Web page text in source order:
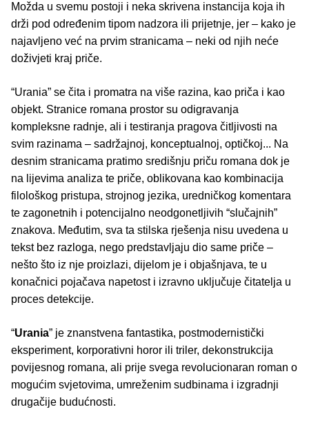
Možda u svemu postoji i neka skrivena instancija koja ih
drži pod određenim tipom nadzora ili prijetnje, jer – kako je
najavljeno već na prvim stranicama – neki od njih neće
doživjeti kraj priče.
“Urania” se čita i promatra na više razina, kao priča i kao
objekt. Stranice romana prostor su odigravanja
kompleksne radnje, ali i testiranja pragova čitljivosti na
svim razinama – sadržajnoj, konceptualnoj, optičkoj... Na
desnim stranicama pratimo središnju priču romana dok je
na lijevima analiza te priče, oblikovana kao kombinacija
filološkog pristupa, strojnog jezika, uredničkog komentara
te zagonetnih i potencijalno neodgonetljivih “slučajnih”
znakova. Međutim, sva ta stilska rješenja nisu uvedena u
tekst bez razloga, nego predstavljaju dio same priče –
nešto što iz nje proizlazi, dijelom je i objašnjava, te u
konačnici pojačava napetost i izravno uključuje čitatelja u
proces detekcije.
“Urania” je znanstvena fantastika, postmodernistički
eksperiment, korporativni horor ili triler, dekonstrukcija
povijesnog romana, ali prije svega revolucionaran roman o
mogućim svjetovima, umreženim sudbinama i izgradnji
drugačije budućnosti.